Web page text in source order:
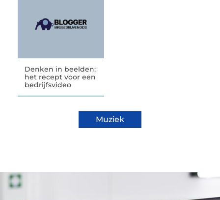
Denken in beelden:
het recept voor een
bedrijfsvideo
Muziek